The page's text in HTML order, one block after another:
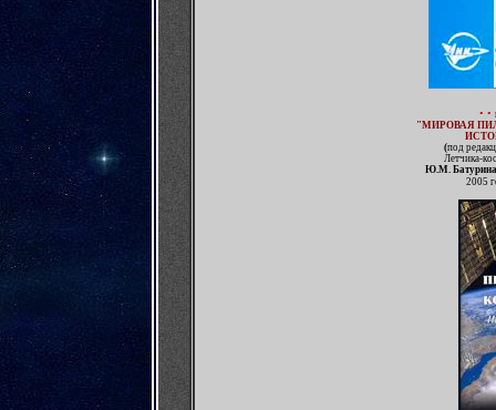
• •
"МИРОВАЯ
(под
Летчика-
Ю.М. Батурина
2005